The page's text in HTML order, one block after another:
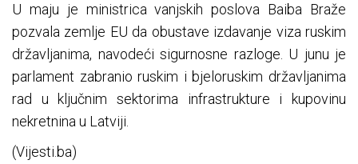
U maju je ministrica vanjskih poslova Baiba Braže
pozvala zemlje EU da obustave izdavanje viza ruskim
državljanima, navodeći sigurnosne razloge. U junu je
parlament zabranio ruskim i bjeloruskim državljanima
rad u ključnim sektorima infrastrukture i kupovinu
nekretnina u Latviji.
(Vijesti.ba)